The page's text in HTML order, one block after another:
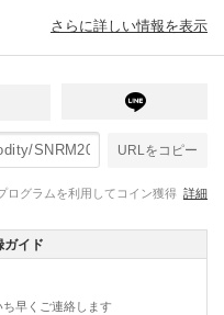
さらに詳しい情報を表示
URLをコピー
ログラムを利用してコイン獲得 詳細
ガイド
早くご連絡します